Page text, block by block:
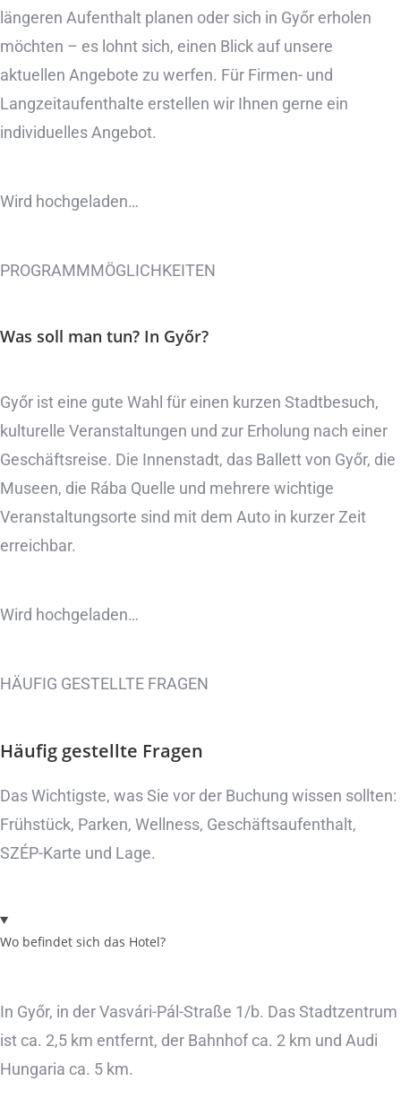
längeren Aufenthalt planen oder sich in Győr erholen
möchten – es lohnt sich, einen Blick auf unsere
aktuellen Angebote zu werfen. Für Firmen- und
Langzeitaufenthalte erstellen wir Ihnen gerne ein
individuelles Angebot.
Wird hochgeladen…
PROGRAMMMÖGLICHKEITEN
Was soll man tun? In Győr?
Győr ist eine gute Wahl für einen kurzen Stadtbesuch,
kulturelle Veranstaltungen und zur Erholung nach einer
Geschäftsreise. Die Innenstadt, das Ballett von Győr, die
Museen, die Rába Quelle und mehrere wichtige
Veranstaltungsorte sind mit dem Auto in kurzer Zeit
erreichbar.
Wird hochgeladen…
HÄUFIG GESTELLTE FRAGEN
Häufig gestellte Fragen
Das Wichtigste, was Sie vor der Buchung wissen sollten:
Frühstück, Parken, Wellness, Geschäftsaufenthalt,
SZÉP-Karte und Lage.
Wo befindet sich das Hotel?
In Győr, in der Vasvári-Pál-Straße 1/b. Das Stadtzentrum
ist ca. 2,5 km entfernt, der Bahnhof ca. 2 km und Audi
Hungaria ca. 5 km.